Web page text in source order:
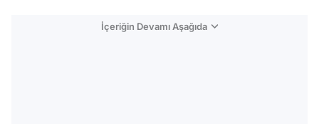
İçeriğin Devamı Aşağıda